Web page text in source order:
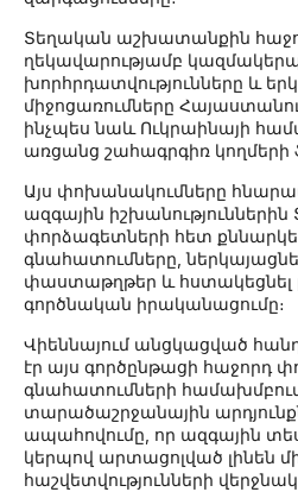
Տեղական աշխատանքին
ղեկավարությամբ
խորհրդատվությունները և
միջոցառումները
ինչպես նաև Ուկրաինայի
առցանց շահագրգիռ կողմերի
Այս փոխանակումները
ազգային իշխանություններին
փորձագետների հետ
գնահատումները,
փաստաթղթեր և հստակեցնել
գործնական իրականացումը։
Վիեննայում անցկացված
էր այս գործընթացի հաջորդ
գնահատումների
տարածաշրջանային
ապահովումը, որ ազգային
կերպով արտացոլված լինեն
հաշվետվությունների